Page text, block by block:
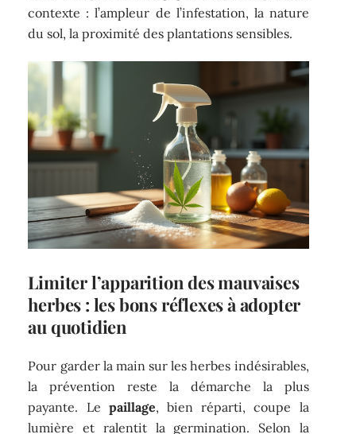
contexte : l’ampleur de l’infestation, la nature
du sol, la proximité des plantations sensibles.
Limiter l’apparition des mauvaises
herbes : les bons réflexes à adopter
au quotidien
Pour garder la main sur les herbes indésirables,
la prévention reste la démarche la plus
payante. Le paillage, bien réparti, coupe la
lumière et ralentit la germination. Selon la